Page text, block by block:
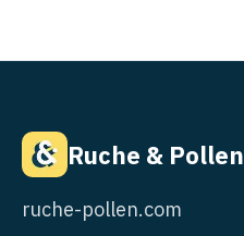
Ruche & Pollen
ruche-pollen.com